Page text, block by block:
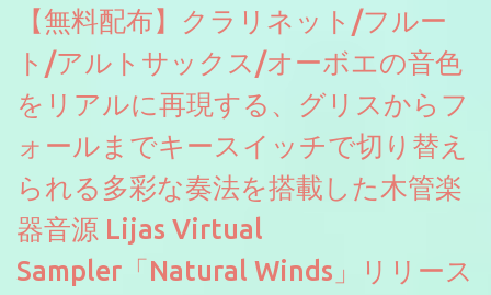
【無料配布】クラリネット/フルー
ト/アルトサックス/オーボエの音色
をリアルに再現する、グリスからフ
ォールまでキースイッチで切り替え
られる多彩な奏法を搭載した木管楽
器音源 Lijas Virtual
Sampler「Natural Winds」リリース